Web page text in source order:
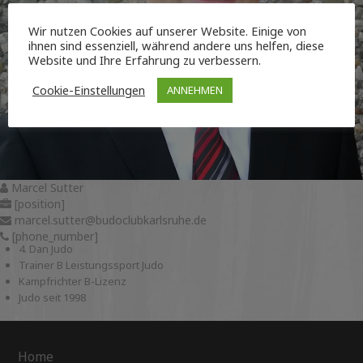
Marcel Sutter
[position]
marcel.sutter@budoclubkarlsruhe.de
[phone_number]
4. Dan Judo
Trainer B Leistungssport Judo
Kampfrichter B-Lizenz
Judo seit 1998
Home
Wir nutzen Cookies auf unserer Website. Einige von
ihnen sind essenziell, während andere uns helfen, diese
Website und Ihre Erfahrung zu verbessern.
Cookie-Einstellungen
ANNEHMEN